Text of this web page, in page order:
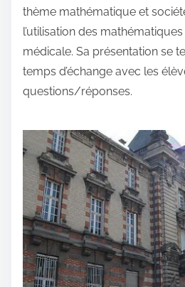
thème mathématique et
l’utilisation des
médicale. Sa présentation se
temps d’échange avec les
questions/réponses.